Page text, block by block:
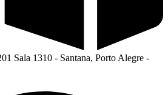
Sala 1310 - Santana, Porto Alegre -